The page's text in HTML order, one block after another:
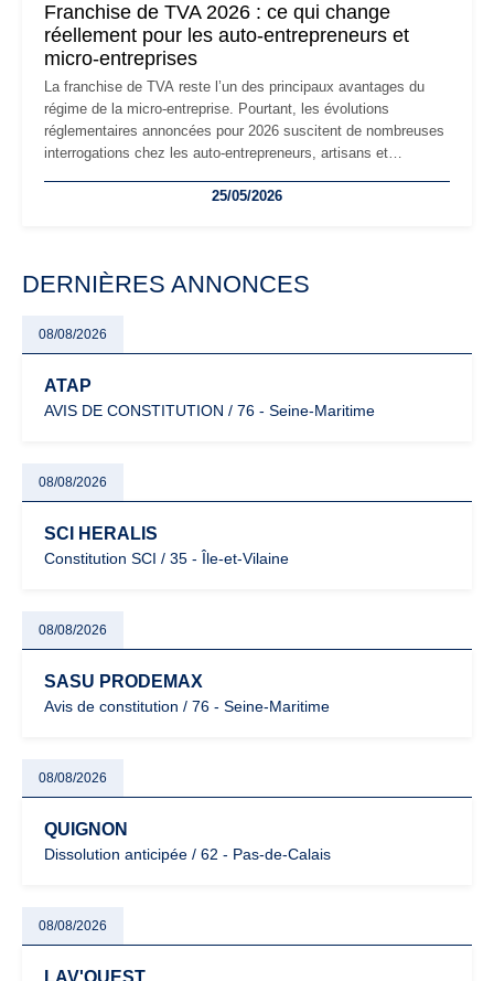
Franchise de TVA 2026 : ce qui change
réellement pour les auto-entrepreneurs et
micro-entreprises
La franchise de TVA reste l’un des principaux avantages du
régime de la micro-entreprise. Pourtant, les évolutions
réglementaires annoncées pour 2026 suscitent de nombreuses
interrogations chez les auto-entrepreneurs, artisans et
facturation ou risque de bascule vers la TVA : les règles
25/05/2026
DERNIÈRES ANNONCES
08/08/2026
ATAP
AVIS DE CONSTITUTION / 76 - Seine-Maritime
08/08/2026
SCI HERALIS
Constitution SCI / 35 - Île-et-Vilaine
08/08/2026
SASU PRODEMAX
Avis de constitution / 76 - Seine-Maritime
08/08/2026
QUIGNON
Dissolution anticipée / 62 - Pas-de-Calais
08/08/2026